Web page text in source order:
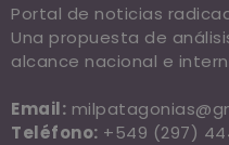
Portal de noticias
Una propuesta de
alcance nacional e
Email:
Teléfono: +549 (297)